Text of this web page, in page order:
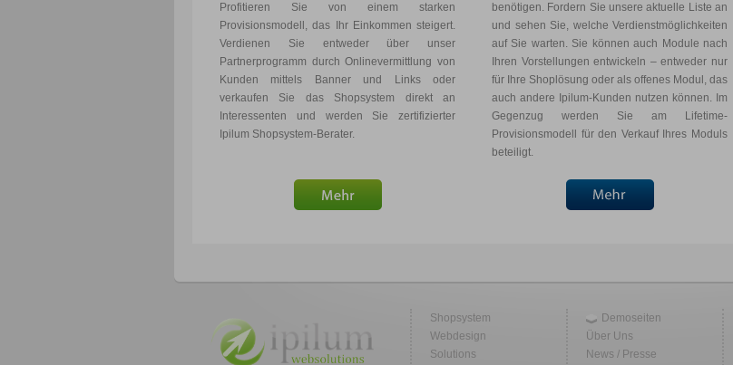
Profitieren Sie von einem starken
Provisionsmodell, das Ihr Einkommen steigert.
Verdienen Sie entweder über unser
Partnerprogramm durch Onlinevermittlung von
Kunden mittels Banner und Links oder
verkaufen Sie das Shopsystem direkt an
Interessenten und werden Sie zertifizierter
Ipilum Shopsystem-Berater.
benötigen. Fordern Sie unsere aktuelle Liste an
und sehen Sie, welche Verdienstmöglichkeiten
auf Sie warten. Sie können auch Module nach
Ihren Vorstellungen entwickeln – entweder nur
für Ihre Shoplösung oder als offenes Modul, das
auch andere Ipilum-Kunden nutzen können. Im
Gegenzug werden Sie am Lifetime-
Provisionsmodell für den Verkauf Ihres Moduls
beteiligt.
Shopsystem
Webdesign
Solutions
Demoseiten
Über Uns
News / Presse